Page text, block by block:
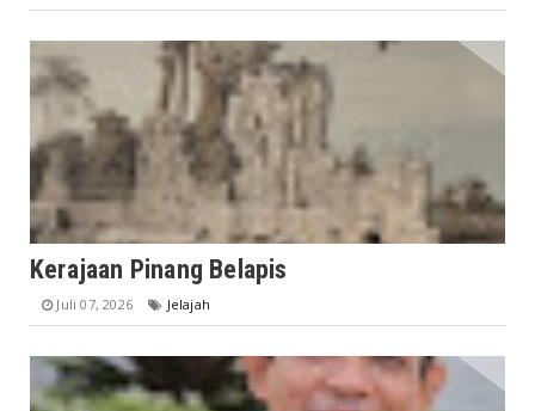
Kerajaan Pinang Belapis
Juli 07, 2026 Jelajah